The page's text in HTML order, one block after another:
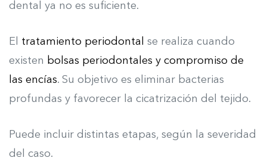
dental ya no es suficiente.
El tratamiento periodontal se realiza cuando
existen bolsas periodontales y compromiso de
las encías. Su objetivo es eliminar bacterias
profundas y favorecer la cicatrización del tejido.
Puede incluir distintas etapas, según la severidad
del caso.